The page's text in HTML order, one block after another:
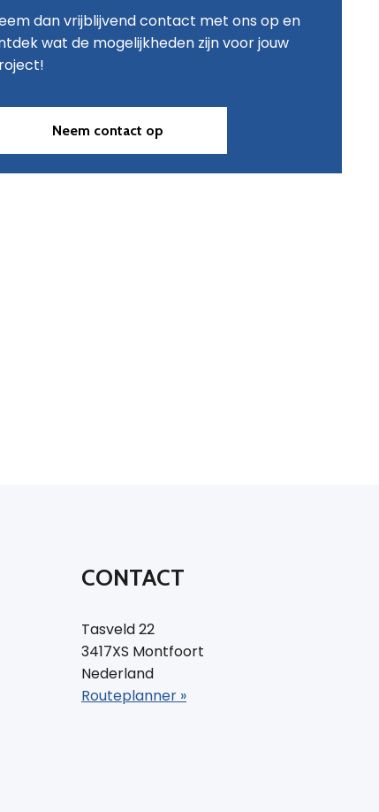
dan vrijblijvend contact met ons op en
wat de mogelijkheden zijn voor jouw
Neem contact op
CONTACT
Tasveld 22
3417XS Montfoort
Nederland
Routeplanner »